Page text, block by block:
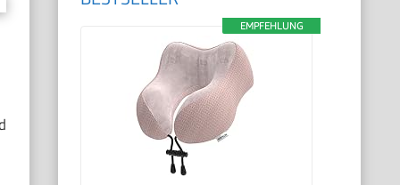
EMPFEHLUNG